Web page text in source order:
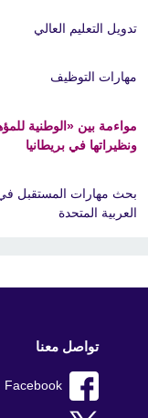
تدويل التعليم العالي
مهارات التوظيف
مواءمة بين «الوطنية
ونظيراتها في بريطانيا
بحث مهارات المستقبل في
العربية المتحدة
تواصل معنا
Facebook